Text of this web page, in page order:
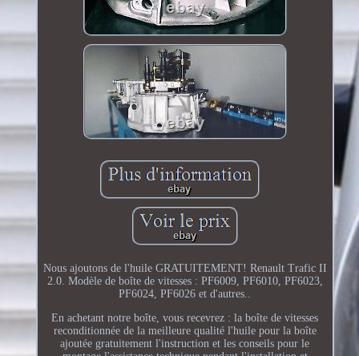
Nous ajoutons de l'huile GRATUITEMENT! Renault Trafic II
2.0. Modèle de boîte de vitesses : PF6009, PF6010, PF6023,
PF6024, PF6026 et d'autres..
En achetant notre boîte, vous recevrez : la boîte de vitesses
reconditionnée de la meilleure qualité l'huile pour la boîte
ajoutée gratuitement l'instruction et les conseils pour le